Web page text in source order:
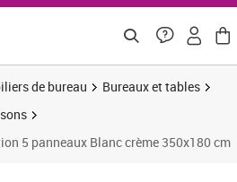
de bureau
Bureaux et tables
5 panneaux Blanc crème 350x180 cm